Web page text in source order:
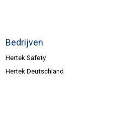
Bedrijven
Hertek Safety
Hertek Deutschland